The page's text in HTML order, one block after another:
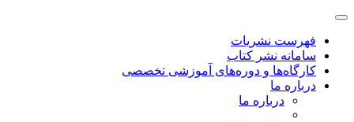
فهرست نشریات
سامانه نشر کتاب
کارگاه‌ها و دوره‌های آموزشی تخصصی
درباره ما
درباره ما